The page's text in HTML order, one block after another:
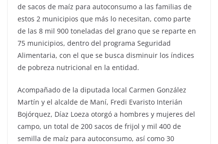
de sacos de maíz para autoconsumo a las familias de
estos 2 municipios que más lo necesitan, como parte
de las 8 mil 900 toneladas del grano que se reparte en
75 municipios, dentro del programa Seguridad
Alimentaria, con el que se busca disminuir los índices
de pobreza nutricional en la entidad.
Acompañado de la diputada local Carmen González
Martín y el alcalde de Maní, Fredi Evaristo Interián
Bojórquez, Díaz Loeza otorgó a hombres y mujeres del
campo, un total de 200 sacos de frijol y mil 400 de
semilla de maíz para autoconsumo, así como 30